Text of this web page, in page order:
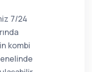
7/24
kombi